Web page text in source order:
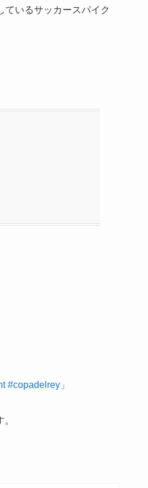
ているサッカースパイク
#copadelrey」